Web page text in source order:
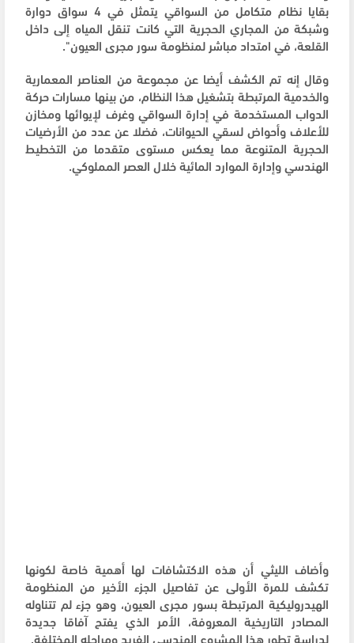
بقايا نظام متكامل من السواقي يتمثل في 4 سواق دوارة
وشبكة من المجاري الحجرية التي كانت تنقل المياه إلى داخل
القلعة، ‌في امتداد مباشر لمنظومة سور مجرى العيون".
وقال ‌إنه تم الكشف أيضا عن مجموعة من العناصر المعمارية
والخدمية المرتبطة بتشغيل هذا النظام، من بينها مسارات حركة
الدواب المستخدمة في إدارة السواقي وغرف لإيوائها ومخازن
للأعلاف وأحواض لسقي الحيوانات، فضلا عن عدد من الأرضيات
الحجرية المتنوعة مما يعكس مستوى متقدما من التخطيط
الهندسي وإدارة الموارد المائية خلال العصر المملوكي.
وأضاف الليثي أن هذه الاكتشافات لها أهمية خاصة لكونها
تكشف للمرة الأولى عن تفاصيل الجزء الأخير من المنظومة
الهيدروليكية المرتبطة بسور مجرى العيون، ‌وهو جزء لم تتناوله
المصادر التاريخية المعروفة، الأمر الذي يفتح ‌آفاقا جديدة
لدراسة تطور هذا المشروع الهندسي ⁠الفريد ومراحله المختلفة.